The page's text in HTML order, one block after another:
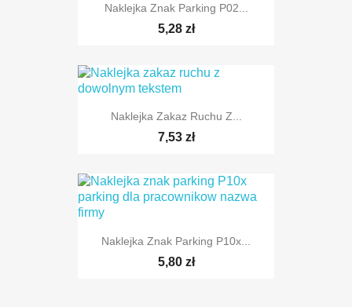
TYLKO ONLINE
Naklejka Znak Parking P02...
5,28 zł
TYLKO ONLINE
Naklejka Zakaz Ruchu Z...
7,53 zł
TYLKO ONLINE
Naklejka Znak Parking P10x...
5,80 zł